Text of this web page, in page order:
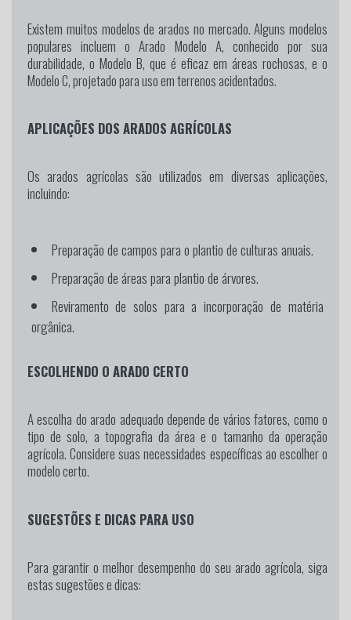
Existem muitos modelos de arados no mercado. Alguns modelos
populares incluem o Arado Modelo A, conhecido por sua
durabilidade, o Modelo B, que é eficaz em áreas rochosas, e o
Modelo C, projetado para uso em terrenos acidentados.
APLICAÇÕES DOS ARADOS AGRÍCOLAS
Os arados agrícolas são utilizados em diversas aplicações,
incluindo:
Preparação de campos para o plantio de culturas anuais.
Preparação de áreas para plantio de árvores.
Reviramento de solos para a incorporação de matéria
orgânica.
ESCOLHENDO O ARADO CERTO
A escolha do arado adequado depende de vários fatores, como o
tipo de solo, a topografia da área e o tamanho da operação
agrícola. Considere suas necessidades específicas ao escolher o
modelo certo.
SUGESTÕES E DICAS PARA USO
Para garantir o melhor desempenho do seu arado agrícola, siga
estas sugestões e dicas: